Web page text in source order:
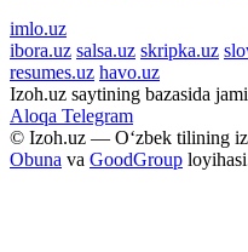
imlo.uz
ibora.uz salsa.uz skripka.uz
resumes.uz havo.uz
Izoh.uz saytining bazasida jami
Aloqa Telegram
© Izoh.uz — O‘zbek tilining
Obuna va GoodGroup